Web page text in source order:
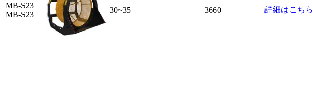
MB-S23
MB-S23
30~35 3660 詳細はこちら